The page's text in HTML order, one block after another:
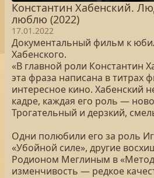
Константин Хабенский.
люблю (2022)
17.01.2022
Документальный фильм к
Хабенского.
«В главной роли Константин
эта фраза написана в титрах
интересное кино. Хабенский
кадре, каждая его роль —
Трогательный и дерзкий,
Одни полюбили его за роль
«Убойной силе», другие
Родионом Меглиным в
изменчивость — редкое